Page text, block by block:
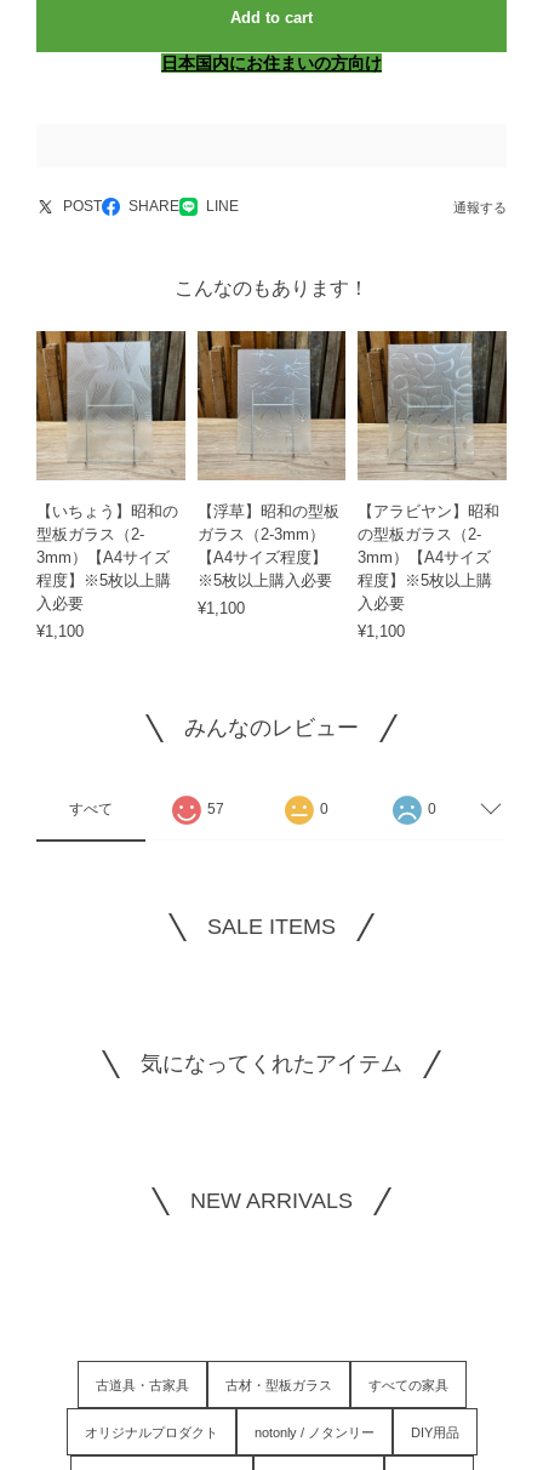
Add to cart
日本国内にお住まいの方向け
POST SHARE LINE 通報する
こんなのもあります！
【いちょう】昭和の
型板ガラス（2-
3mm）【A4サイズ
程度】※5枚以上購
入必要
¥1,100
【浮草】昭和の型板
ガラス（2-3mm）
【A4サイズ程度】
※5枚以上購入必要
¥1,100
【アラビヤン】昭和
の型板ガラス（2-
3mm）【A4サイズ
程度】※5枚以上購
入必要
¥1,100
みんなのレビュー
すべて 57 0 0
SALE ITEMS
気になってくれたアイテム
NEW ARRIVALS
古道具・古家具 古材・型板ガラス すべての家具
オリジナルプロダクト notonly / ノタンリー DIY用品